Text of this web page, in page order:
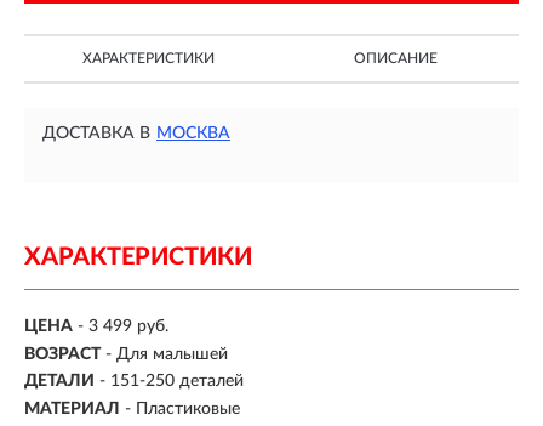
ХАРАКТЕРИСТИКИ ОПИСАНИЕ
ДОСТАВКА В МОСКВА
ХАРАКТЕРИСТИКИ
ЦЕНА - 3 499 руб.
ВОЗРАСТ - Для малышей
ДЕТАЛИ - 151-250 деталей
МАТЕРИАЛ - Пластиковые